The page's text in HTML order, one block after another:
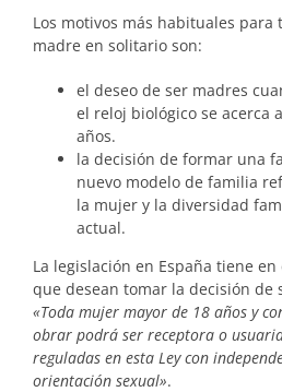
Los motivos más habituales
madre en solitario son:
el deseo de ser madres
el reloj biológico se acerca
años.
la decisión de formar una
nuevo modelo de familia
la mujer y la diversidad
actual.
La legislación en España tiene
que desean tomar la decisión de
«Toda mujer mayor de 18 años y
obrar podrá ser receptora o
reguladas en esta Ley con
orientación sexual».